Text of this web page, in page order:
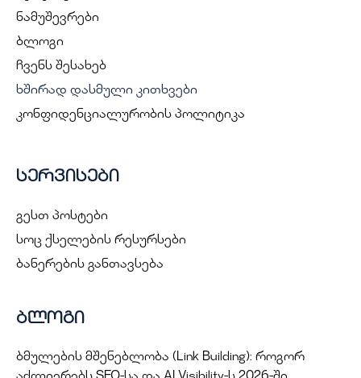
ნამუშევრები
ბლოგი
ჩვენს შესახებ
ხშირად დასმული კითხვები
კონფიდენციალურობის პოლიტიკა
სერვისები
გესთ პოსტები
სოც ქსელების რესურსები
ბანერების განთავსება
ბლოგი
ბმულების მშენებლობა (Link Building): როგორ